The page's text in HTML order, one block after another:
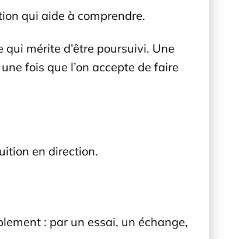
qui aide à comprendre.
mérite d’être poursuivi. Une
fois que l’on accepte de faire
en direction.
: par un essai, un échange,